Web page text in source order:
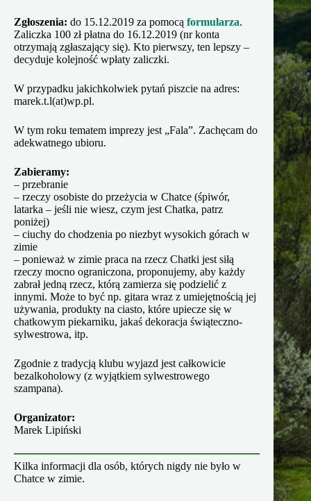
Zgłoszenia: do 15.12.2019 za pomocą formularza.
Zaliczka 100 zł płatna do 16.12.2019 (nr konta
otrzymają zgłaszający się). Kto pierwszy, ten lepszy –
decyduje kolejność wpłaty zaliczki.
W przypadku jakichkolwiek pytań piszcie na adres:
marek.t.l(at)wp.pl.
W tym roku tematem imprezy jest „Fala”. Zachęcam do
adekwatnego ubioru.
Zabieramy:
– przebranie
– rzeczy osobiste do przeżycia w Chatce (śpiwór,
latarka – jeśli nie wiesz, czym jest Chatka, patrz
poniżej)
– ciuchy do chodzenia po niezbyt wysokich górach w
zimie
– ponieważ w zimie praca na rzecz Chatki jest siłą
rzeczy mocno ograniczona, proponujemy, aby każdy
zabrał jedną rzecz, którą zamierza się podzielić z
innymi. Może to być np. gitara wraz z umiejętnością jej
używania, produkty na ciasto, które upiecze się w
chatkowym piekarniku, jakaś dekoracja świąteczno-
sylwestrowa, itp.
Zgodnie z tradycją klubu wyjazd jest całkowicie
bezalkoholowy (z wyjątkiem sylwestrowego
szampana).
Organizator:
Marek Lipiński
Kilka informacji dla osób, których nigdy nie było w
Chatce w zimie.